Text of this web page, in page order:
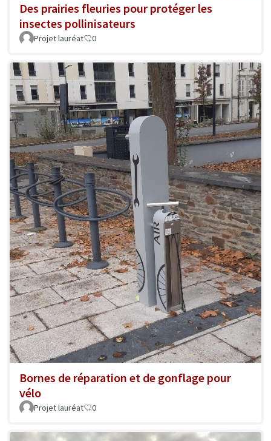
Des prairies fleuries pour protéger les
insectes pollinisateurs
Projet lauréat 0
Bornes de réparation et de gonflage pour
vélo
Projet lauréat 0